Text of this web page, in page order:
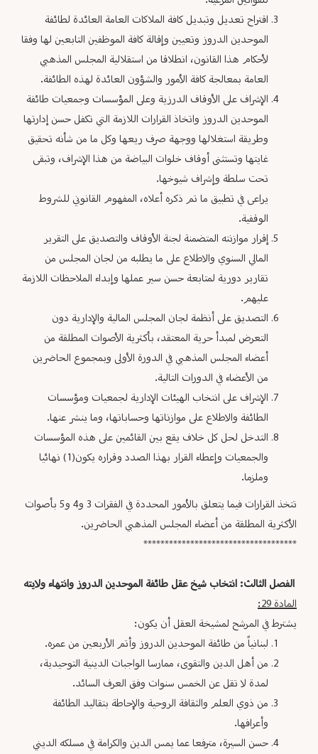
اقتراح تعديل وتبديل كافة الملاكات العامة العائدة لطائفة
الموحدين الدروز وتعيين وإقالة كافة الموظفين التابعين لها وفقا
لأحكام هذا القانون، انطلاقا من استقلالية المجلس المذهبي
العامة بمعالجة كافة الأمور والشؤون العائدة لهذه الطائفة.
الإشراف على الأوقاف الدرزية وعلى المؤسسات وجمعيات طائفة
الموحدين الدروز واتخاذ القرارات اللازمة التي تكفل حسن إدارتها
وطريقة استغلالها ووجهة صرف ريعها وكل ما من شأنه تحقيق
غايتها وتستثنى أوقاف خلوات البياضة من هذا الإشراف، وتبقى
تحت سلطة وإشراف شيوخها.
يراعى في تطبيق ما تم ذكره أعلاه، المفهوم القانوني للشروط
الوقفية.
إقرار موازنته المتضمنة لجنة الأوقاف والتصديق على التقرير
المالي السنوي والاطلاع على ما يطلبه من لجان المجلس من
تقارير دورية لمتابعة حسن سير عملها وإبداء الملاحظات اللازمة
عليهم.
التصديق على أنظمة لجان المجلس المالية والإدارية دون
التعرض لمبدأ حرية المعتقد، بأكثرية الأصوات المطلقة من
أعضاء المجلس المذهبي في الدورة الأولى وبمجموع الحاضرين
من الأعضاء في الدورات التالية.
الإشراف على انتخاب الهيئات الإدارية لجمعيات ومؤسسات
الطائفة والاطلاع على موازناتها وحساباتها، وما ينشر عنها.
التدخل لحل كل خلاف يقع بين القائمين على هذه المؤسسات
والجمعيات وإعطاء القرار بهذا الصدد وقراره يكون(1) نهائيا
وملزما.
تتخذ القرارات فيما يتعلق بالأمور المحددة في الفقرات 3 و4 و5 بأصوات
الأكثرية المطلقة من أعضاء المجلس المذهبي الحاضرين.
************************************
الفصل الثالث: انتخاب شيخ عقل طائفة الموحدين الدروز وانتهاء ولايته
المادة 29:
يشترط في المرشح لمشيخة العقل أن يكون:
لبنانياً من طائفة الموحدين الدروز وأتم الأربعين من عمره.
من أهل الدين والتقوى، ممارسا الواجبات الدينية التوحيدية،
لمدة لا تقل عن الخمس سنوات وفق العرف السائد.
من ذوي العلم والثقافة الروحية والإحاطة بتقاليد الطائفة
وأعرافها.
حسن السيرة، مترفعا عما يمس الدين والكرامة في مسلكه الديني